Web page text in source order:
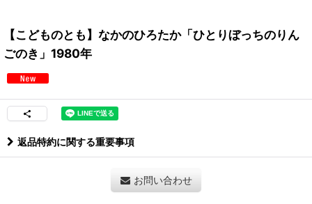
【こどものとも】なかのひろたか「ひとりぼっちのりん
ごのき」1980年
返品特約に関する重要事項
お問い合わせ